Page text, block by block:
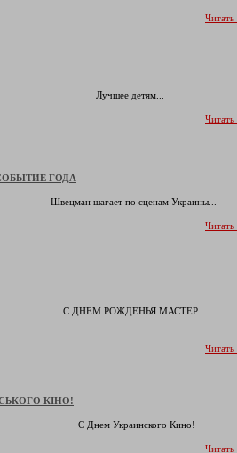
Лучшее детям...
ГОДА
Швецман шагает по сценам Украины...
С ДНЕМ РОЖДЕНЬЯ МАСТЕР...
КІНО!
С Днем Украинского Кино!